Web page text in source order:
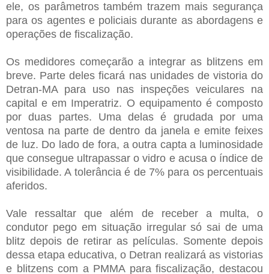
ele, os parâmetros também trazem mais segurança
para os agentes e policiais durante as abordagens e
operações de fiscalização.
Os medidores começarão a integrar as blitzens em
breve. Parte deles ficará nas unidades de vistoria do
Detran-MA para uso nas inspeções veiculares na
capital e em Imperatriz. O equipamento é composto
por duas partes. Uma delas é grudada por uma
ventosa na parte de dentro da janela e emite feixes
de luz. Do lado de fora, a outra capta a luminosidade
que consegue ultrapassar o vidro e acusa o índice de
visibilidade. A tolerância é de 7% para os percentuais
aferidos.
Vale ressaltar que além de receber a multa, o
condutor pego em situação irregular só sai de uma
blitz depois de retirar as películas. Somente depois
dessa etapa educativa, o Detran realizará as vistorias
e blitzens com a PMMA para fiscalização, destacou